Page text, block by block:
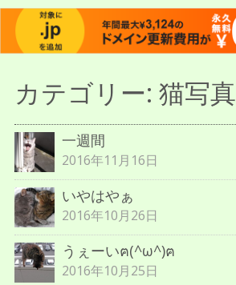
描人某屋落描置場
らくがきとねことしゃしんとだぶん
カテゴリー: 猫写真
一週間
2016年11月16日
いやはやぁ
2016年10月26日
うぇーいฅ(^ω^)ฅ
2016年10月25日